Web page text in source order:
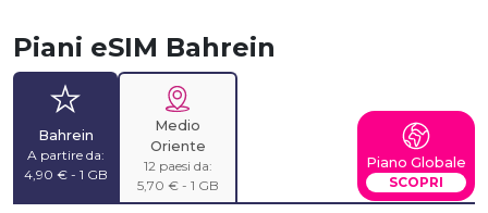
Piani eSIM Bahrein
Bahrein
A partire da:
4,90 € - 1 GB
Medio
Oriente
12 paesi da:
5,70 € - 1 GB
Piano Globale
SCOPRI